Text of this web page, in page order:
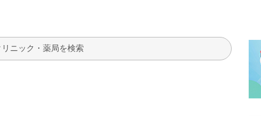
検索